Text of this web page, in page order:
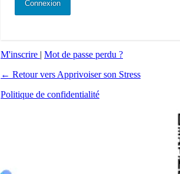
M'inscrire | Mot de passe perdu ?
← Retour vers Apprivoiser son Stress
Politique de confidentialité